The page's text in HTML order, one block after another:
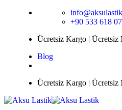
+90 533 618
Ücretsiz Kargo | Ücretsiz
Blog
Ücretsiz Kargo | Ücretsiz